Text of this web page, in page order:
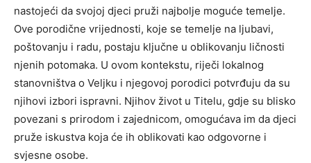
nastojeći da svojoj djeci pruži najbolje moguće temelje.
Ove porodične vrijednosti, koje se temelje na ljubavi,
poštovanju i radu, postaju ključne u oblikovanju ličnosti
njenih potomaka. U ovom kontekstu, riječi lokalnog
stanovništva o Veljku i njegovoj porodici potvrđuju da su
njihovi izbori ispravni. Njihov život u Titelu, gdje su blisko
povezani s prirodom i zajednicom, omogućava im da djeci
pruže iskustva koja će ih oblikovati kao odgovorne i
svjesne osobe.